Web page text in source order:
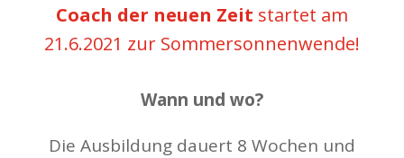
Coach der neuen Zeit startet am
21.6.2021 zur Sommersonnenwende!
Wann und wo?
Die Ausbildung dauert 8 Wochen und